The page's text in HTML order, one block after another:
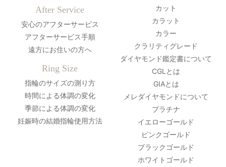
After Service
安心のアフターサービス
アフターサービス手順
遠方にお住いの方へ
Ring Size
指輪のサイズの測り方
時間による体調の変化
季節による体調の変化
妊娠時の結婚指輪使用方法
カット
カラット
カラー
クラリティグレード
ダイヤモンド鑑定書について
CGLとは
GIAとは
メレダイヤモンドについて
プラチナ
イエローゴールド
ピンクゴールド
ブラックゴールド
ホワイトゴールド